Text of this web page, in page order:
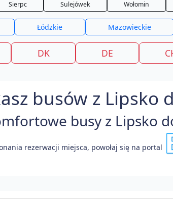
Sierpc Sulejówek Wołomin
Łódzkie Mazowieckie
DK DE
busów z Lipsko
busy z Lipsko
rezerwacji miejsca, powołaj się na portal